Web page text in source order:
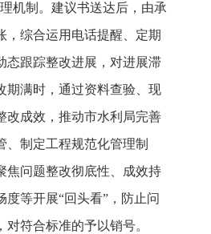
机制。建议书送达后，由承
，综合运用电话提醒、定期
态跟踪整改进展，对进展滞
期满时，通过资料查验、现
改成效，推动市水利局完善
、制定工程规范化管理制
焦问题整改彻底性、成效持
等开展“回头看”，防止问
符合标准的予以销号。